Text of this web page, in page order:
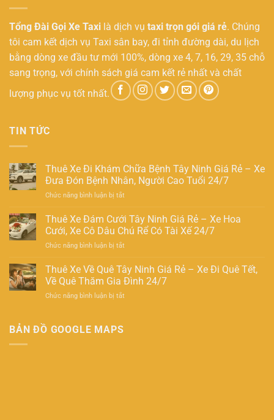
Tổng Đài Gọi Xe Taxi là dịch vụ taxi trọn gói giá rẻ. Chúng
tôi cam kết dịch vụ Taxi sân bay, đi tỉnh đường dài, du lịch
bằng dòng xe đầu tư mới 100%, dòng xe 4, 7, 16, 29, 35 chỗ
sang trọng, với chính sách giá cam kết rẻ nhất và chất
lượng phục vụ tốt nhất.
TIN TỨC
Thuê Xe Đi Khám Chữa Bệnh Tây Ninh Giá Rẻ – Xe
Đưa Đón Bệnh Nhân, Người Cao Tuổi 24/7
Chức năng bình luận bị tắt
Thuê Xe Đám Cưới Tây Ninh Giá Rẻ – Xe Hoa
Cưới, Xe Cô Dâu Chú Rể Có Tài Xế 24/7
Chức năng bình luận bị tắt
Thuê Xe Về Quê Tây Ninh Giá Rẻ – Xe Đi Quê Tết,
Về Quê Thăm Gia Đình 24/7
Chức năng bình luận bị tắt
BẢN ĐỒ GOOGLE MAPS